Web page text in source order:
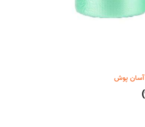
آسان پوش